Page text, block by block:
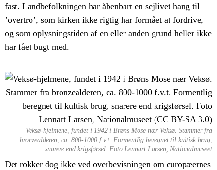
fast. Landbefolkningen har åbenbart en sejlivet hang til
’overtro’, som kirken ikke rigtig har formået at fordrive,
og som oplysningstiden af en eller anden grund heller ikke
har fået bugt med.
Veksø-hjelmene, fundet i 1942 i Brøns Mose nær Veksø. Stammer fra
bronzealderen, ca. 800-1000 f.v.t. Formentlig beregnet til kultisk brug,
snarere end krigsførsel. Foto Lennart Larsen, Nationalmuseet
Det rokker dog ikke ved overbevisningen om europæernes